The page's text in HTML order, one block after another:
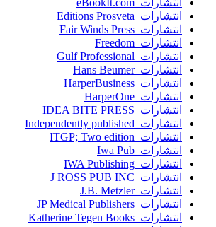
انتشارات Editions Prosveta
انتشارات Fair Winds Press
انتشارات Freedom
انتشارات Gulf Professional
انتشارات Hans Beumer
انتشارات HarperBusiness
انتشارات HarperOne
انتشارات IDEA BITE PRESS
انتشارات Independently published
انتشارات ITGP; Two edition
انتشارات Iwa Pub
انتشارات IWA Publishing
انتشارات J ROSS PUB INC
انتشارات J.B. Metzler
انتشارات JP Medical Publishers
انتشارات Katherine Tegen Books